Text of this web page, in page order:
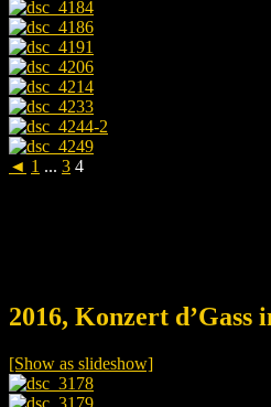
◄ 1 ... 3 4
2016, Konzert d’Gass
[Show as slideshow]